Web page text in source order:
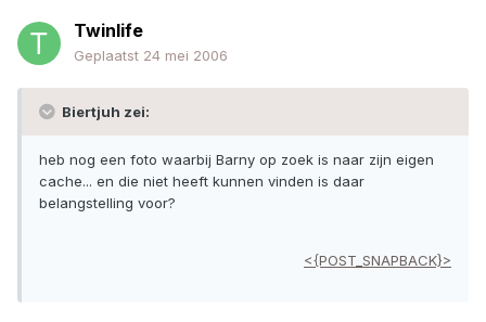
Twinlife
Geplaatst 24 mei 2006
Biertjuh zei:
heb nog een foto waarbij Barny op zoek is naar zijn eigen
cache... en die niet heeft kunnen vinden is daar
belangstelling voor?
<{POST_SNAPBACK}>